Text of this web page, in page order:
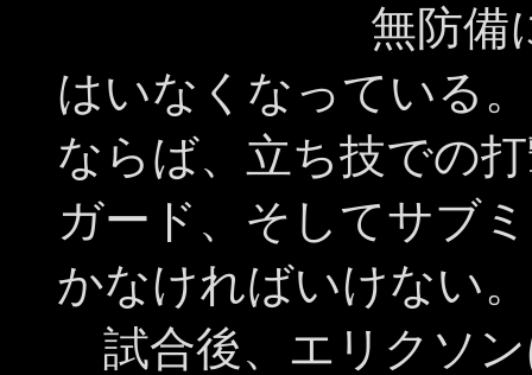
無防備
はいなくなっている
ならば、立ち技での
ガード、そしてサブ
かなければいけない。
試合後、エリクソ